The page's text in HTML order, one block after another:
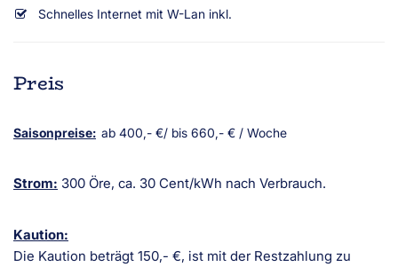
Schnelles Internet mit W-Lan inkl.
Preis
Saisonpreise: ab 400,- €/ bis 660,- € / Woche
Strom: 300 Öre, ca. 30 Cent/kWh nach Verbrauch.
Kaution:
Die Kaution beträgt 150,- €, ist mit der Restzahlung zu